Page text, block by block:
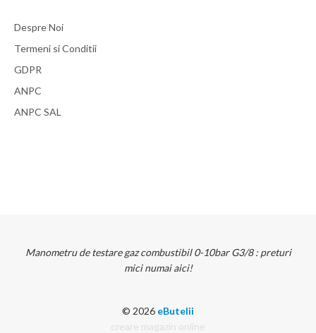
Despre Noi
Termeni si Conditii
GDPR
ANPC
ANPC SAL
Manometru de testare gaz combustibil 0-10bar G3/8 : preturi
mici numai aici!
© 2026 eButelii
creare magazin online